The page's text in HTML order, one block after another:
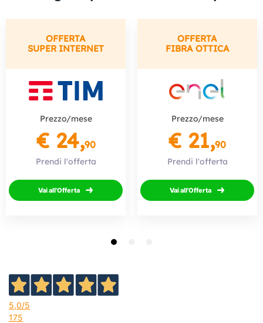
OFFERTA
SUPER INTERNET
Prezzo/mese
€ 24,90
Prendi l'offerta
Vai all'Offerta
OFFERTA
FIBRA OTTICA
Prezzo/mese
€ 21,90
Prendi l'offerta
Vai all'Offerta
5,0/5
175